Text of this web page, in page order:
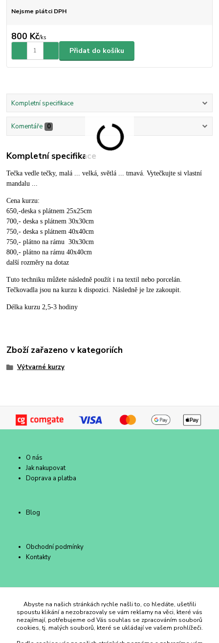
Nejsme plátci DPH
800 Kč/ks
Přidat do košíku
Kompletní specifikace
Komentáře 0
Kompletní specifikace
Tečka vedle tečky, malá ... velká, světlá ... tmavá. Vytečkujte si vlastní
mandalu ...
Cena kurzu:
650,-deska s plátnem 25x25cm
700,- deska s plátnem 30x30cm
750,- deska s plátnem 40x40cm
750,- plátno na rámu 30x30cm
800,- plátno na rámu 40x40cm
další rozměry na dotaz
Tuto techniku můžete následně použít i na textil nebo porcelán.
Tečkovadla jsou na kurzu k dispozici. Následně je lze zakoupit.
Délka kurzu 2,5-3 hodiny
Zboží zařazeno v kategoriích
Výtvarné kurzy
O nás
Jak nakupovat
Doprava a platba
Blog
Obchodní podmínky
Kontakty
Duhový Ateliér Kroměříž
+420 734 258 002
Abyste na našich stránkách rychle našli to, co hledáte, ušetřili
spoustu klikání a nezobrazovaly se vám reklamy na věci, které vás
nezajímají, potřebujeme od Vás souhlas se zpracováním souborů
cookies, tj. malých souborů, které se ukládají ve vašem prohlížeči.